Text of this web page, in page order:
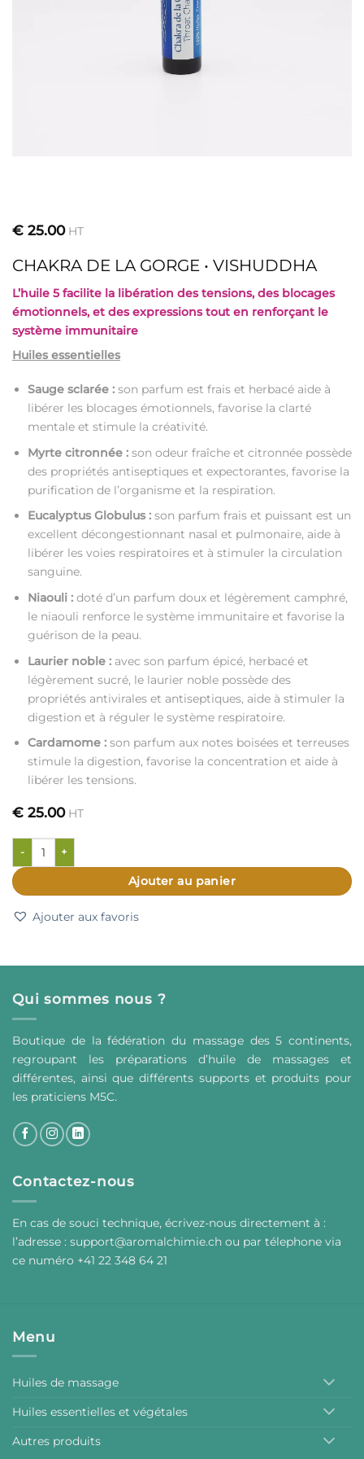
€ 25.00 HT
CHAKRA DE LA GORGE • VISHUDDHA
L’huile 5 facilite la libération des tensions, des blocages
émotionnels, et des expressions tout en renforçant le
système immunitaire
Huiles essentielles
Sauge sclarée :son parfum est frais et herbacé aide à
libérer les blocages émotionnels, favorise la clarté
mentale et stimule la créativité.
Myrte citronnée : son odeur fraîche et citronnée possède
des propriétés antiseptiques et expectorantes, favorise la
purification de l’organisme et la respiration.
Eucalyptus Globulus : son parfum frais et puissant est un
excellent décongestionnant nasal et pulmonaire, aide à
libérer les voies respiratoires et à stimuler la circulation
sanguine.
Niaouli : doté d’un parfum doux et légèrement camphré,
le niaouli renforce le système immunitaire et favorise la
guérison de la peau.
Laurier noble : avec son parfum épicé, herbacé et
légèrement sucré, le laurier noble possède des
propriétés antivirales et antiseptiques, aide à stimuler la
digestion et à réguler le système respiratoire.
Cardamome :son parfum aux notes boisées et terreuses
stimule la digestion, favorise la concentration et aide à
libérer les tensions.
€ 25.00 HT
Ajouter au panier
Ajouter aux favoris
Qui sommes nous ?
Boutique de la fédération du massage des 5 continents,
regroupant les préparations d’huile de massages et
différentes, ainsi que différents supports et produits pour
les praticiens M5C.
Contactez-nous
En cas de souci technique, écrivez-nous directement à :
l’adresse : support@aromalchimie.ch ou par télephone via
ce numéro +41 22 348 64 21
Menu
Huiles de massage
Huiles essentielles et végétales
Autres produits